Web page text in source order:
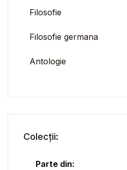
Filosofie
Filosofie germana
Antologie
Colecții:
Parte din: